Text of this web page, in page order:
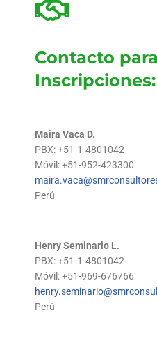
Contacto
Inscripciones:
Maira Vaca D.
PBX: +51-1-4801042
Móvil: +51-952-423300
Perú
Henry Seminario L.
PBX: +51-1-4801042
Móvil: +51-969-676766
Perú